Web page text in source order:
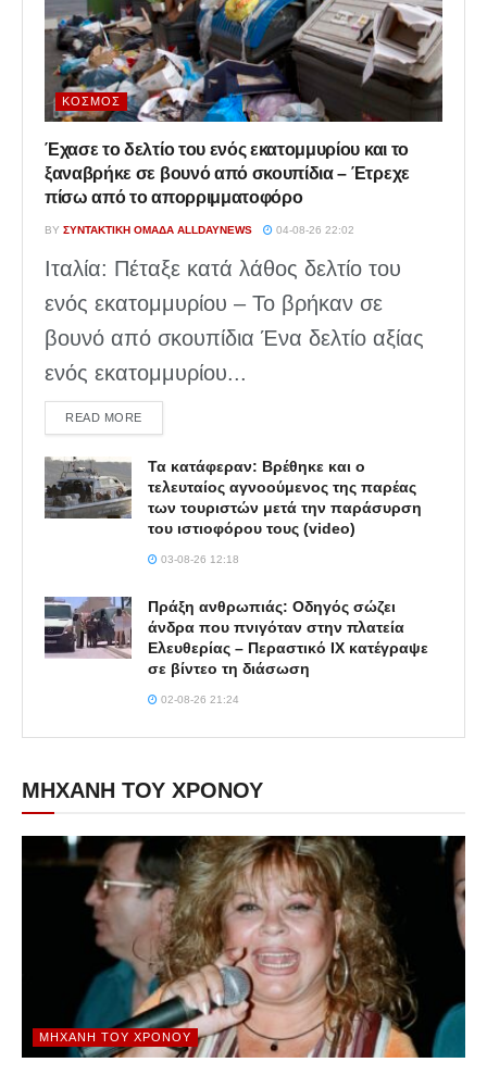
ΚΌΣΜΟΣ
Έχασε το δελτίο του ενός εκατομμυρίου και το
ξαναβρήκε σε βουνό από σκουπίδια – Έτρεχε
πίσω από το απορριμματοφόρο
BY ΣΥΝΤΑΚΤΙΚΉ ΟΜΆΔΑ ALLDAYNEWS 04-08-26 22:02
Ιταλία: Πέταξε κατά λάθος δελτίο του
ενός εκατομμυρίου – Το βρήκαν σε
βουνό από σκουπίδια Ένα δελτίο αξίας
ενός εκατομμυρίου...
READ MOREDETAILS
Τα κατάφεραν: Βρέθηκε και ο
τελευταίος αγνοούμενος της παρέας
των τουριστών μετά την παράσυρση
του ιστιοφόρου τους (video)
03-08-26 12:18
Πράξη ανθρωπιάς: Οδηγός σώζει
άνδρα που πνιγόταν στην πλατεία
Ελευθερίας – Περαστικό ΙΧ κατέγραψε
σε βίντεο τη διάσωση
02-08-26 21:24
ΜΗΧΑΝΗ ΤΟΥ ΧΡΟΝΟΥ
ΜΗΧΑΝΉ ΤΟΥ ΧΡΌΝΟΥ